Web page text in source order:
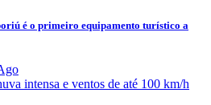
é o primeiro equipamento turístico a